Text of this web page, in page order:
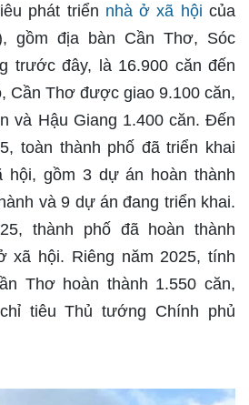
phát triển nhà ở xã hội của
gồm địa bàn Cần Thơ, Sóc
trước đây, là 16.900 căn đến
Cần Thơ được giao 9.100 căn,
và Hậu Giang 1.400 căn. Đến
toàn thành phố đã triển khai
gồm 3 dự án hoàn thành
và 9 dự án đang triển khai.
thành phố đã hoàn thành
xã hội. Riêng năm 2025, tính
Thơ hoàn thành 1.550 căn,
tiêu Thủ tướng Chính phủ